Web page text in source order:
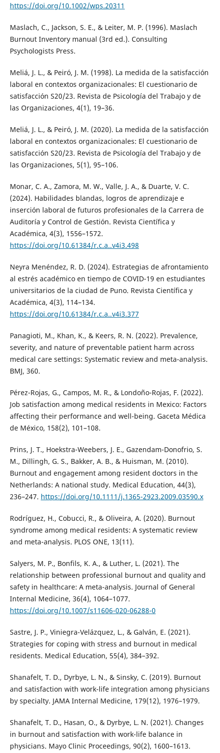
https://doi.org/10.1002/wps.20311
Maslach, C., Jackson, S. E., & Leiter, M. P. (1996). Maslach
Burnout Inventory manual (3rd ed.). Consulting
Psychologists Press.
Meliá, J. L., & Peiró, J. M. (1998). La medida de la satisfacción
laboral en contextos organizacionales: El cuestionario de
satisfacción S20/23. Revista de Psicología del Trabajo y de
las Organizaciones, 4(1), 19–36.
Meliá, J. L., & Peiró, J. M. (2020). La medida de la satisfacción
laboral en contextos organizacionales: El cuestionario de
satisfacción S20/23. Revista de Psicología del Trabajo y de
las Organizaciones, 5(1), 95–106.
Monar, C. A., Zamora, M. W., Valle, J. A., & Duarte, V. C.
(2024). Habilidades blandas, logros de aprendizaje e
inserción laboral de futuros profesionales de la Carrera de
Auditoría y Control de Gestión. Revista Científica y
Académica, 4(3), 1556–1572.
https://doi.org/10.61384/r.c.a..v4i3.498
Neyra Menéndez, R. D. (2024). Estrategias de afrontamiento
al estrés académico en tiempo de COVID-19 en estudiantes
universitarios de la ciudad de Puno. Revista Científica y
Académica, 4(3), 114–134.
https://doi.org/10.61384/r.c.a..v4i3.377
Panagioti, M., Khan, K., & Keers, R. N. (2022). Prevalence,
severity, and nature of preventable patient harm across
medical care settings: Systematic review and meta-analysis.
BMJ, 360.
Pérez-Rojas, G., Campos, M. R., & Londoño-Rojas, F. (2022).
Job satisfaction among medical residents in Mexico: Factors
affecting their performance and well-being. Gaceta Médica
de México, 158(2), 101–108.
Prins, J. T., Hoekstra-Weebers, J. E., Gazendam-Donofrio, S.
M., Dillingh, G. S., Bakker, A. B., & Huisman, M. (2010).
Burnout and engagement among resident doctors in the
Netherlands: A national study. Medical Education, 44(3),
236–247. https://doi.org/10.1111/j.1365-2923.2009.03590.x
Rodríguez, H., Cobucci, R., & Oliveira, A. (2020). Burnout
syndrome among medical residents: A systematic review
and meta-analysis. PLOS ONE, 13(11).
Salyers, M. P., Bonfils, K. A., & Luther, L. (2021). The
relationship between professional burnout and quality and
safety in healthcare: A meta-analysis. Journal of General
Internal Medicine, 36(4), 1064–1077.
https://doi.org/10.1007/s11606-020-06288-0
Sastre, J. P., Viniegra-Velázquez, L., & Galván, E. (2021).
Strategies for coping with stress and burnout in medical
residents. Medical Education, 55(4), 384–392.
Shanafelt, T. D., Dyrbye, L. N., & Sinsky, C. (2019). Burnout
and satisfaction with work-life integration among physicians
by specialty. JAMA Internal Medicine, 179(12), 1976–1979.
Shanafelt, T. D., Hasan, O., & Dyrbye, L. N. (2021). Changes
in burnout and satisfaction with work-life balance in
physicians. Mayo Clinic Proceedings, 90(2), 1600–1613.